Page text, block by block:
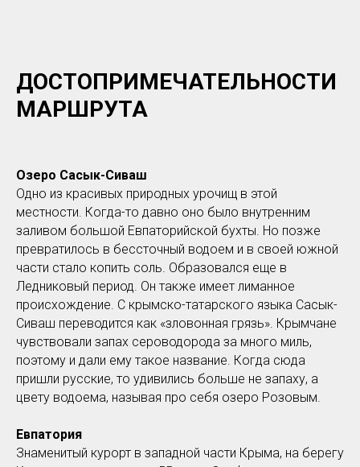
ДОСТОПРИМЕЧАТЕЛЬНОСТИ
МАРШРУТА
Озеро Сасык-Сиваш
Одно из красивых природных урочищ в этой
местности. Когда-то давно оно было внутренним
заливом большой Евпаторийской бухты. Но позже
превратилось в бессточный водоем и в своей южной
части стало копить соль. Образовался еще в
Ледниковый период. Он также имеет лиманное
происхождение. С крымско-татарского языка Сасык-
Сиваш переводится как «зловонная грязь». Крымчане
чувствовали запах сероводорода за много миль,
поэтому и дали ему такое название. Когда сюда
пришли русские, то удивились больше не запаху, а
цвету водоема, называя про себя озеро Розовым.
Евпатория
Знаменитый курорт в западной части Крыма, на берегу